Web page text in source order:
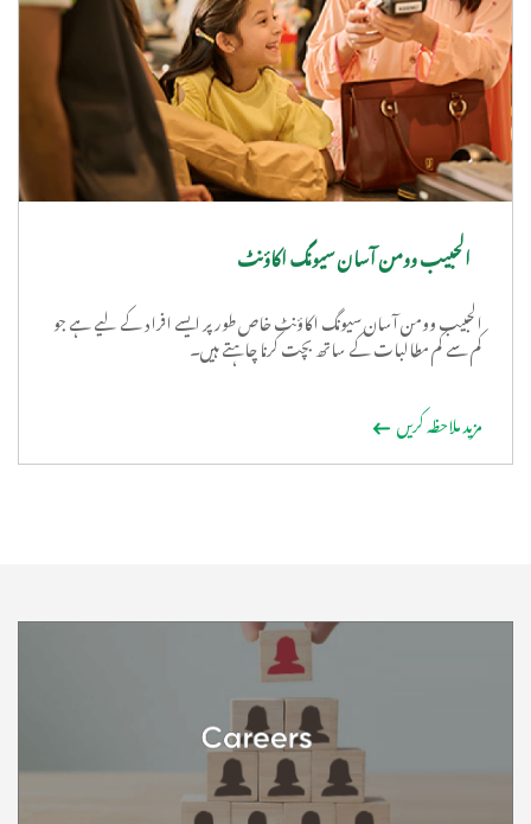
الحبیب وومن آسان سیونگ اکاؤنٹ
الحبیب وومن آسان سیونگ اکاؤنٹ خاص طور پر ایسے افراد کے لیے ہے جو
کم سے کم مطالبات کے ساتھ بچت کرنا چاہتے ہیں۔
مزید ملاحظہ کریں